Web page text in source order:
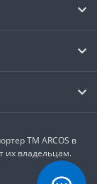
ТМ ARCOS в
их владельцам.